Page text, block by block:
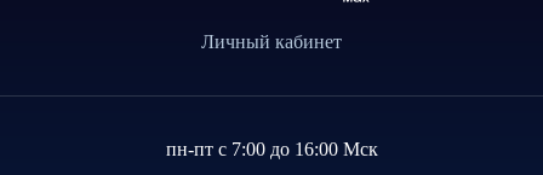
Личный кабинет
пн-пт с 7:00 до 16:00 Мск